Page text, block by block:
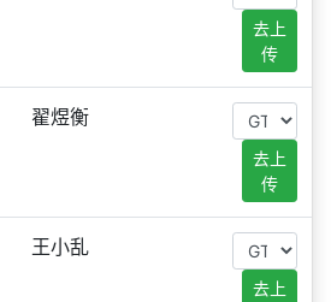
去上
传
翟煜衡
去上
传
王小乱
去上